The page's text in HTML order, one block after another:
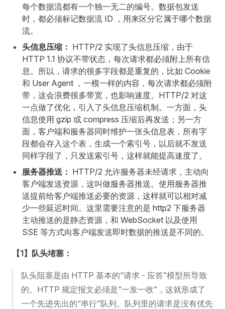
每个数据流都有一个独一无二的编号。数据包发送
时，都必须标记数据流 ID ，用来区分它属于哪个数据
流。
头信息压缩： HTTP/2 实现了头信息压缩，由于
HTTP 1.1 协议不带状态，每次请求都必须附上所有信
息。所以，请求的很多字段都是重复的，比如 Cookie
和 User Agent ，一模一样的内容，每次请求都必须附
带，这会浪费很多带宽，也影响速度。HTTP/2 对这
一点做了优化，引入了头信息压缩机制。一方面，头
信息使用 gzip 或 compress 压缩后再发送；另一方
面，客户端和服务器同时维护一张头信息表，所有字
段都会存入这个表，生成一个索引号，以后就不发送
同样字段了，只发送索引号，这样就能提高速度了。
服务器推送： HTTP/2 允许服务器未经请求，主动向
客户端发送资源，这叫做服务器推送。使用服务器推
送提前给客户端推送必要的资源，这样就可以相对减
少一些延迟时间。这里需要注意的是 http2 下服务器
主动推送的是静态资源，和 WebSocket 以及使用
SSE 等方式向客户端发送即时数据的推送是不同的。
【1】队头堵塞：
队头阻塞是由 HTTP 基本的“请求 - 应答”模型所导致
的。HTTP 规定报文必须是“一发一收”，这就形成了
一个先进先出的“串行”队列。队列里的请求是没有优先